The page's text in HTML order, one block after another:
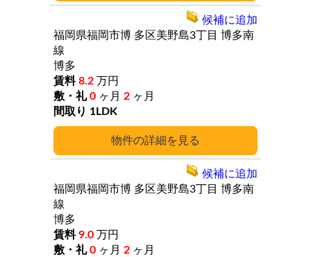
詳細
福岡県福岡市博 多区美野島3丁目 博多南
線
博多
8.2 万円
0 ヶ月 2 ヶ月
1LDK
候補に追加
福岡県福岡市博 多区美野島3丁目 博多南
線
博多
9.0 万円
0 ヶ月 2 ヶ月
候補に追加